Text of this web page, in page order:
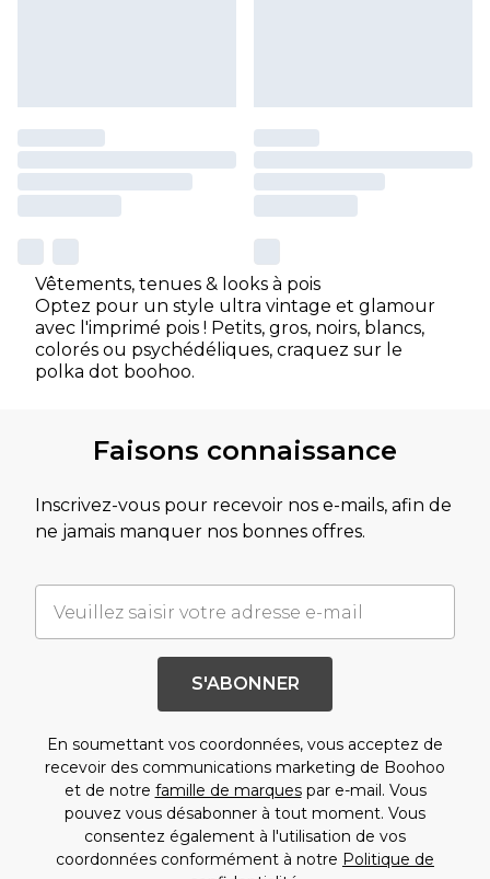
Vêtements, tenues & looks à pois
Optez pour un style ultra vintage et glamour
avec l'imprimé pois ! Petits, gros, noirs, blancs,
colorés ou psychédéliques, craquez sur le
polka dot boohoo.
Faisons connaissance
Inscrivez-vous pour recevoir nos e-mails, afin de
ne jamais manquer nos bonnes offres.
S'ABONNER
En soumettant vos coordonnées, vous acceptez de
recevoir des communications marketing de Boohoo
et de notre famille de marquespar e-mail. Vous
pouvez vous désabonner à tout moment. Vous
consentez également à l'utilisation de vos
coordonnées conformément à notre Politique de